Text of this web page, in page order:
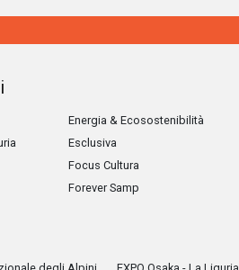
Energia & Ecosostenibilità
Esclusiva
Focus Cultura
Forever Samp